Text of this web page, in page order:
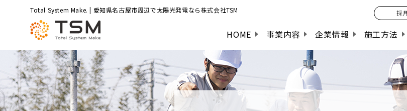
Total System Make. | 愛知県名古屋市周辺で太陽光発電なら株式会社TSM 採
HOME 事業内容 企業情報 施工方法